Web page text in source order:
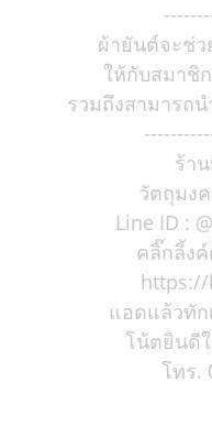
ผ้ายันต์จะช่ว
ให้กับสมาชิ
รวมถึงสามารถ
ร้า
วัตถุมง
Line ID :
คลิ๊กลิ้งค์
https://
แอดแล้วทัก
โน้ตยินดี
โทร.